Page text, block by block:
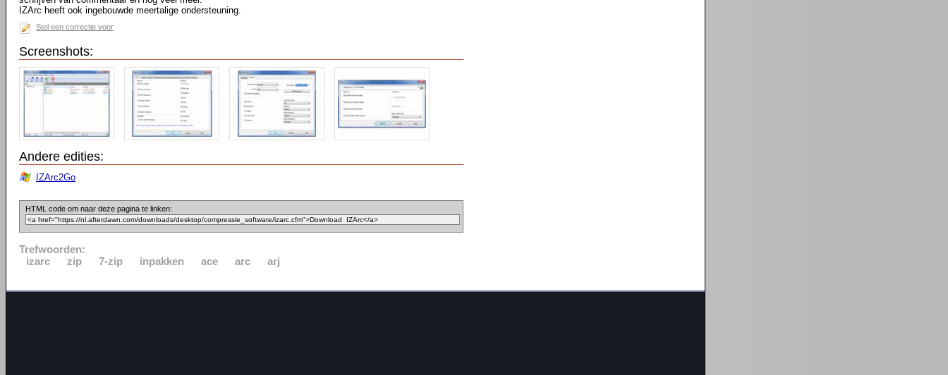
IZArc heeft ook ingebouwde meertalige ondersteuning.
Stel een correctie voor
Screenshots:
Andere edities:
IZArc2Go
HTML code om naar deze pagina te linken:
Trefwoorden:
izarc
zip 7-zip inpakken ace arc arj